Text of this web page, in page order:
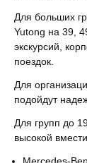
Для больших
Yutong на 39,
экскурсий,
поездок.
Для
подойдут
Для групп до
высокой